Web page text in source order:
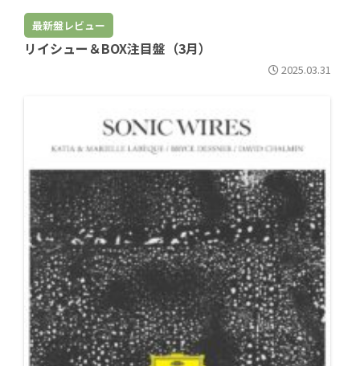
最新盤レビュー
リイシュー＆BOX注目盤（3月）
2025.03.31